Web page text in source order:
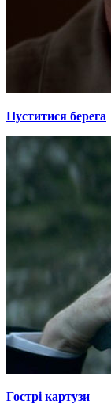
Пуститися берега
Гострі картузи